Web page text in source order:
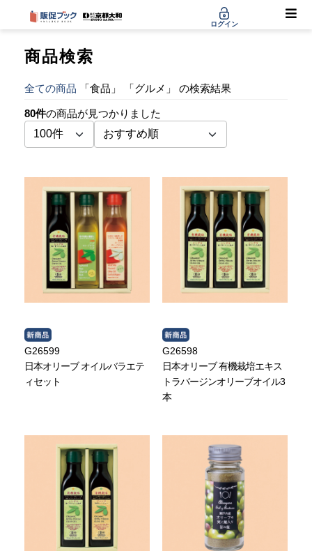
ログイン
商品検索
全ての商品 「食品」 「グルメ」 の検索結果
80件の商品が見つかりました
G26599
日本オリーブ オイルバラエテ
ィセット
G26598
日本オリーブ 有機栽培エキス
トラバージンオリーブオイル3
本